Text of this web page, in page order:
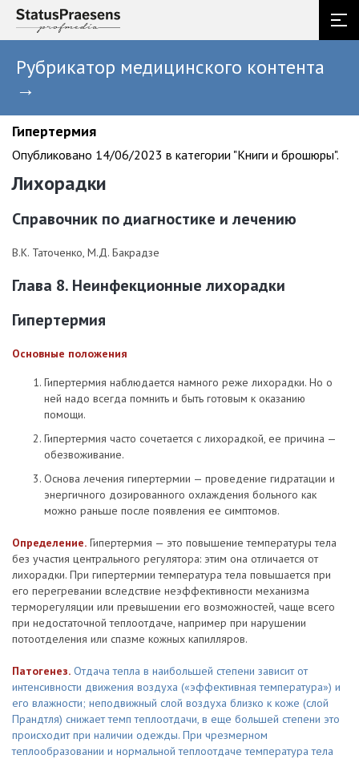
Рубрикатор медицинского контента
→
Гипертермия
Опубликовано 14/06/2023 в категории "Книги и брошюры".
Лихорадки
Справочник по диагностике и лечению
В.К. Таточенко, М.Д. Бакрадзе
Глава 8. Неинфекционные лихорадки
Гипертермия
Основные положения
Гипертермия наблюдается намного реже лихорадки. Но о
ней надо всегда помнить и быть готовым к оказанию
помощи.
Гипертермия часто сочетается с лихорадкой, ее причина —
обезвоживание.
Основа лечения гипертермии — проведение гидратации и
энергичного дозированного охлаждения больного как
можно раньше после появления ее симптомов.
Определение. Гипертермия — это повышение температуры тела
без участия центрального регулятора: этим она отличается от
лихорадки. При гипертермии температура тела повышается при
его перегревании вследствие неэффективности механизма
терморегуляции или превышении его возможностей, чаще всего
при недостаточной теплоотдаче, например при нарушении
потоотделения или спазме кожных капилляров.
Патогенез. Отдача тепла в наибольшей степени зависит от
интенсивности движения воздуха («эффективная температура») и
его влажности; неподвижный слой воздуха близко к коже (слой
Прандтля) снижает темп теплоотдачи, в еще большей степени это
происходит при наличии одежды. При чрезмерном
теплообразовании и нормальной теплоотдаче температура тела